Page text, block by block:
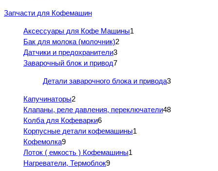
Запчасти для Кофемашин
Аксессуары для Кофе Машины1
Бак для молока (молочник)2
Датчики и предохранители3
Заварочный блок и привод7
Детали заварочного блока и привода3
Капучинаторы2
Клапаны, реле давления, переключатели48
Колба для Кофеварки6
Корпусные детали кофемашины1
Кофемолка9
Лоток ( емкость ) Кофемашины1
Нагреватели, Термоблок9